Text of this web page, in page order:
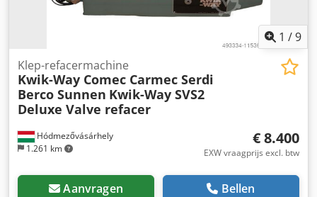
1 /9
Hódmezővásárhely
1.261 km
Klep-refacermachine
Kwik-Way Comec Carmec Serdi
Berco Sunnen Kwik-Way SVS2
Deluxe Valve refacer
€ 8.400
EXW vraagprijs excl. btw
Aanvragen Bellen